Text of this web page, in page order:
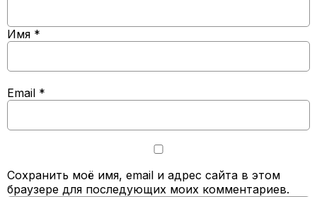
Имя *
Email *
Сохранить моё имя, email и адрес сайта в этом
браузере для последующих моих комментариев.